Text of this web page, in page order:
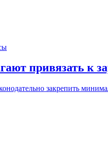
привязать к
закрепить